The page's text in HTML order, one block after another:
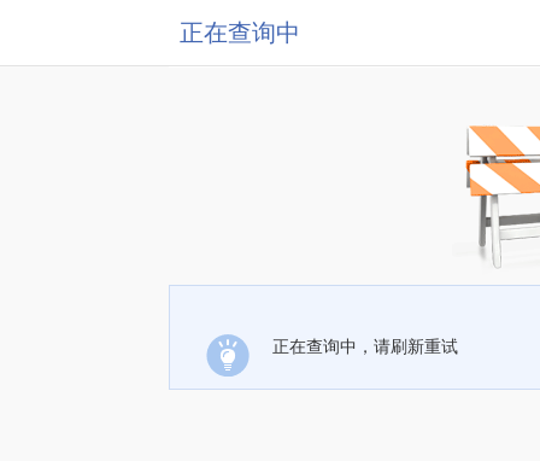
正在查询中
正在查询中，请刷新重试